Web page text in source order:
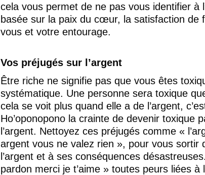
cela vous permet de ne pas vous identifier à
basée sur la paix du cœur, la satisfaction de
vous et votre entourage.
Vos préjugés sur l’argent
Être riche ne signifie pas que vous êtes
systématique. Une personne sera toxique
cela se voit plus quand elle a de l’argent,
Ho’oponopono la crainte de devenir toxique
l’argent. Nettoyez ces préjugés comme «
argent vous ne valez rien », pour vous sortir
l’argent et à ses conséquences
pardon merci je t’aime » toutes peurs liées